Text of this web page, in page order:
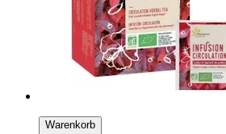
Warenkorb